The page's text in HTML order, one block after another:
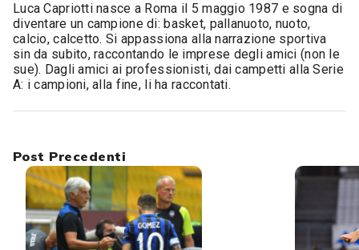
Luca Capriotti nasce a Roma il 5 maggio 1987 e sogna di
diventare un campione di: basket, pallanuoto, nuoto,
calcio, calcetto. Si appassiona alla narrazione sportiva
sin da subito, raccontando le imprese degli amici (non le
sue). Dagli amici ai professionisti, dai campetti alla Serie
A: i campioni, alla fine, li ha raccontati.
Post Precedenti